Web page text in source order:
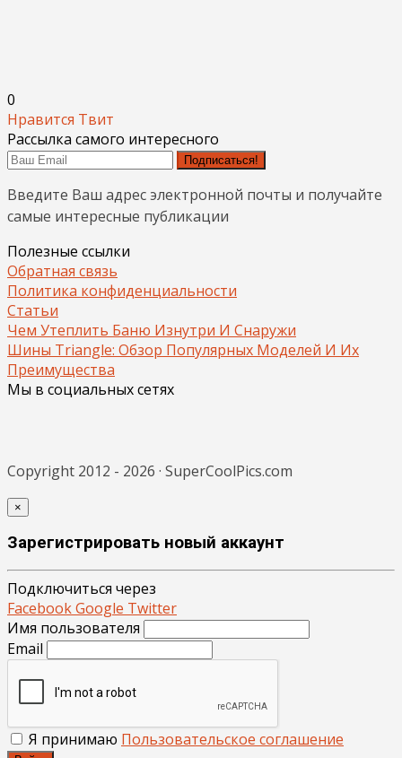
0
Нравится Твит
Рассылка самого интересного
Подписаться!
Введите Ваш адрес электронной почты и получайте
самые интересные публикации
Полезные ссылки
Обратная связь
Политика конфиденциальности
Статьи
Чем Утеплить Баню Изнутри И Снаружи
Шины Triangle: Обзор Популярных Моделей И Их
Преимущества
Мы в социальных сетях
Copyright 2012 - 2026 · SuperCoolPics.com
×
Зарегистрировать новый аккаунт
Подключиться через
FacebookGoogle Twitter
Имя пользователя
Email
Я принимаю Пользовательское соглашение